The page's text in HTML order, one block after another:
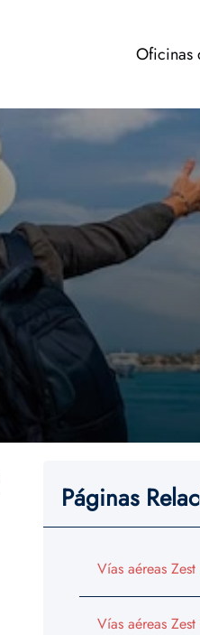
Oficinas
Páginas
Vías aéreas
Vías aéreas